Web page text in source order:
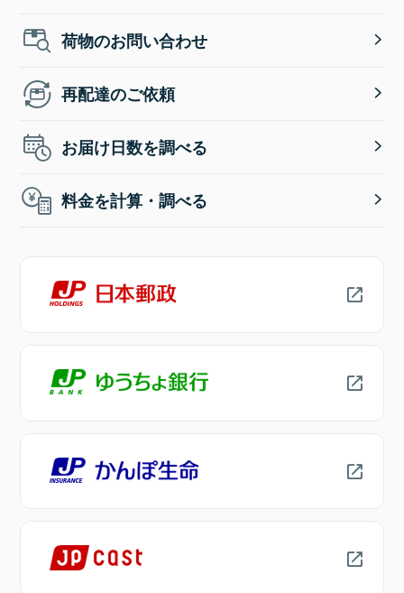
荷物のお問い合わせ
再配達のご依頼
お届け日数を調べる
料金を計算・調べる